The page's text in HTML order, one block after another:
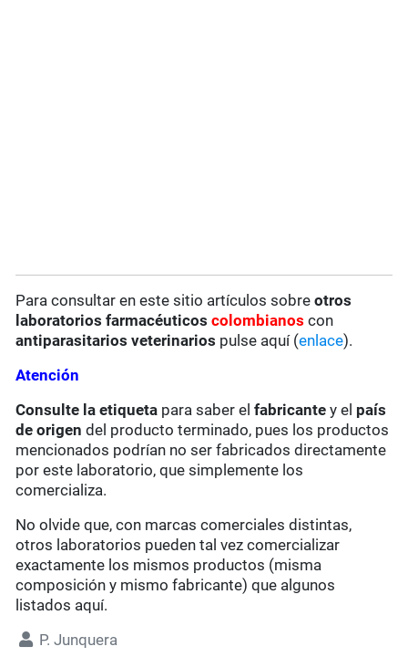
Para consultar en este sitio artículos sobreotros
laboratorios farmacéuticoscolombianos con
antiparasitarios veterinarios pulse aquí (enlace).
Atención
Consulte la etiqueta para saber elfabricantey el país
de origen del producto terminado, pues los productos
mencionados podrían no ser fabricados directamente
por este laboratorio, que simplemente los
comercializa.
No olvide que, con marcas comerciales distintas,
otros laboratorios pueden tal vez comercializar
exactamente los mismos productos (misma
composición y mismo fabricante) que algunos
listados aquí.
P. Junquera